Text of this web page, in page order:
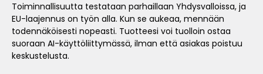
Toiminnallisuutta testataan parhaillaan Yhdysvalloissa, ja
EU-laajennus on työn alla. Kun se aukeaa, mennään
todennäköisesti nopeasti. Tuotteesi voi tuolloin ostaa
suoraan AI-käyttöliittymässä, ilman että asiakas poistuu
keskustelusta.